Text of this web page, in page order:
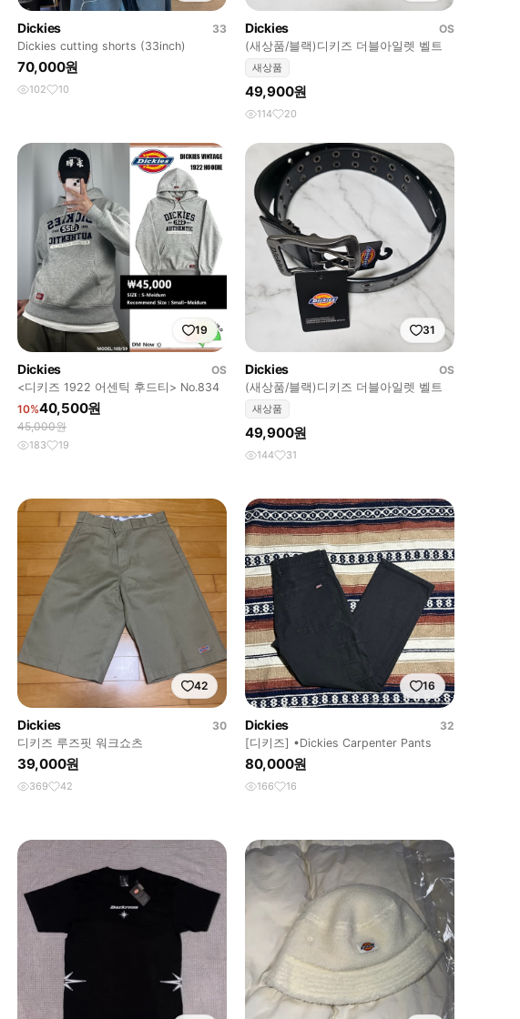
Dickies
33
Dickies cutting shorts (33inch)
70,000원
102 10
Dickies
OS
(새상품/블랙)디키즈 더블아일렛 벨트
새상품
49,900원
114 20
19
Dickies
OS
<디키즈 1922 어센틱 후드티> No.834
10%40,500원
45,000원
183 19
31
Dickies
OS
(새상품/블랙)디키즈 더블아일렛 벨트
새상품
49,900원
144 31
42
Dickies
30
디키즈 루즈핏 워크쇼츠
39,000원
369 42
16
Dickies
32
[디키즈] •Dickies Carpenter Pants
80,000원
166 16